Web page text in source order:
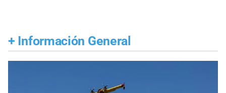
+ Información General